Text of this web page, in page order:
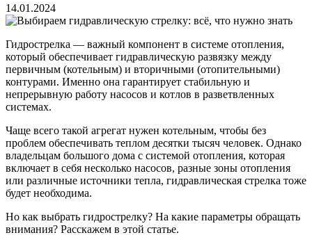
14.01.2024
Гидрострелка — важный компонент в системе отопления,
который обеспечивает гидравлическую развязку между
первичным (котельным) и вторичными (отопительными)
контурами. Именно она гарантирует стабильную и
непрерывную работу насосов и котлов в разветвленных
системах.
Чаще всего такой агрегат нужен котельным, чтобы без
проблем обеспечивать теплом десятки тысяч человек. Однако
владельцам большого дома с системой отопления, которая
включает в себя несколько насосов, разные зоны отопления
или различные источники тепла, гидравлическая стрелка тоже
будет необходима.
Но как выбрать гидрострелку? На какие параметры обращать
внимания? Расскажем в этой статье.